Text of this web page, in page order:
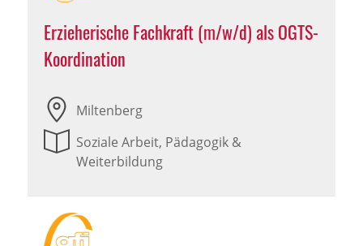
Erzieherische Fachkraft (m/w/d) als OGTS-
Koordination
Miltenberg
Soziale Arbeit, Pädagogik &
Weiterbildung